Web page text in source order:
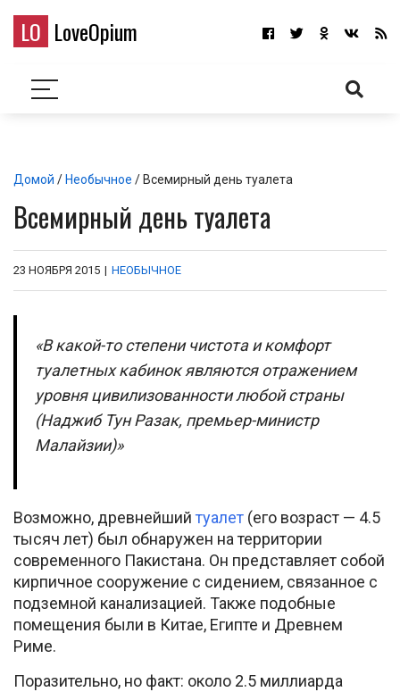
LO LoveOpium
Домой / Необычное / Всемирный день туалета
Всемирный день туалета
23 НОЯБРЯ 2015 | НЕОБЫЧНОЕ
«В какой-то степени чистота и комфорт
туалетных кабинок являются отражением
уровня цивилизованности любой страны
(Наджиб Тун Разак, премьер-министр
Малайзии)»
Возможно, древнейшийтуалет (его возраст — 4.5
тысяч лет) был обнаружен на территории
современного Пакистана. Он представляет собой
кирпичное сооружение с сидением, связанное с
подземной канализацией. Также подобные
помещения были в Китае, Египте и Древнем
Риме.
Поразительно, но факт: около 2.5 миллиарда